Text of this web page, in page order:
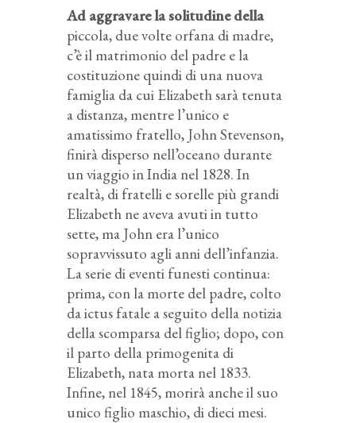
Ad aggravare la solitudine della
piccola, due volte orfana di madre,
c’è il matrimonio del padre e la
costituzione quindi di una nuova
famiglia da cui Elizabeth sarà tenuta
a distanza, mentre l’unico e
amatissimo fratello, John Stevenson,
finirà disperso nell’oceano durante
un viaggio in India nel 1828. In
realtà, di fratelli e sorelle più grandi
Elizabeth ne aveva avuti in tutto
sette, ma John era l’unico
sopravvissuto agli anni dell’infanzia.
La serie di eventi funesti continua:
prima, con la morte del padre, colto
da ictus fatale a seguito della notizia
della scomparsa del figlio; dopo, con
il parto della primogenita di
Elizabeth, nata morta nel 1833.
Infine, nel 1845, morirà anche il suo
unico figlio maschio, di dieci mesi.